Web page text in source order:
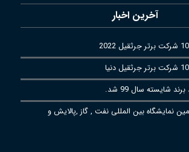
آخرین اخبار
شایسته سال 99 شد.
نمایشگاه بین المللی نفت , گاز ,پالایش و